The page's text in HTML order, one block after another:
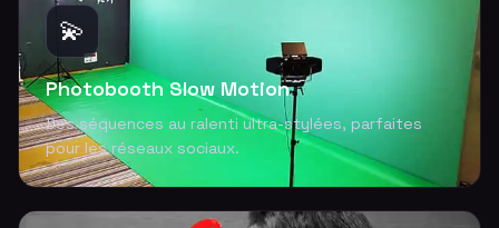
💫
Photobooth Slow Motion
Des séquences au ralenti ultra-stylées, parfaites
pour les réseaux sociaux.